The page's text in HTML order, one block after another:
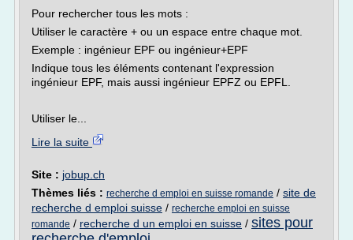
Pour rechercher tous les mots :
Utiliser le caractère + ou un espace entre chaque mot.
Exemple : ingénieur EPF ou ingénieur+EPF
Indique tous les éléments contenant l'expression
ingénieur EPF, mais aussi ingénieur EPFZ ou EPFL.
Utiliser le...
Lire la suite
Site : jobup.ch
Thèmes liés : recherche d emploi en suisse romande / site de
recherche d emploi suisse / recherche emploi en suisse
romande / recherche d un emploi en suisse / sites pour